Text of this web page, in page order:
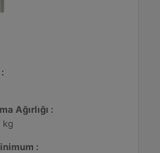
Ağırlığı :
kg
: